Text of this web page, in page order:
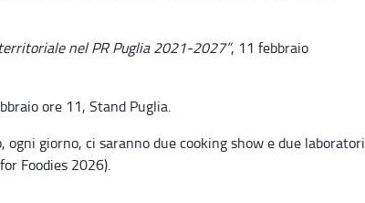
nel PR Puglia 2021-2027”, 11 febbraio
ore 11, Stand Puglia.
ogni giorno, ci saranno due cooking show e due laboratori
Foodies 2026).